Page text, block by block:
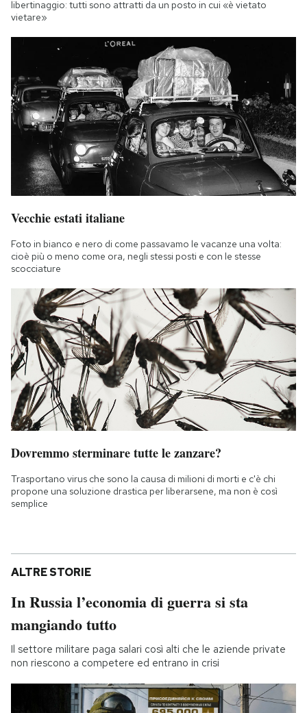
libertinaggio: tutti sono attratti da un posto in cui «è vietato
vietare»
Vecchie estati italiane
Foto in bianco e nero di come passavamo le vacanze una volta:
cioè più o meno come ora, negli stessi posti e con le stesse
scocciature
Dovremmo sterminare tutte le zanzare?
Trasportano virus che sono la causa di milioni di morti e c'è chi
propone una soluzione drastica per liberarsene, ma non è così
semplice
ALTRE STORIE
In Russia l’economia di guerra si sta
mangiando tutto
Il settore militare paga salari così alti che le aziende private
non riescono a competere ed entrano in crisi